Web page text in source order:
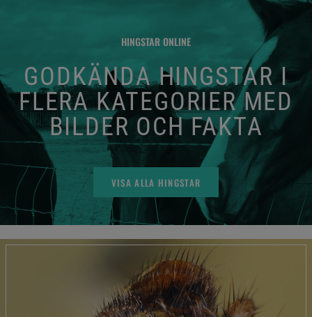
HINGSTAR ONLINE
GODKÄNDA HINGSTAR I
FLERA KATEGORIER MED
BILDER OCH FAKTA
VISA ALLA HINGSTAR